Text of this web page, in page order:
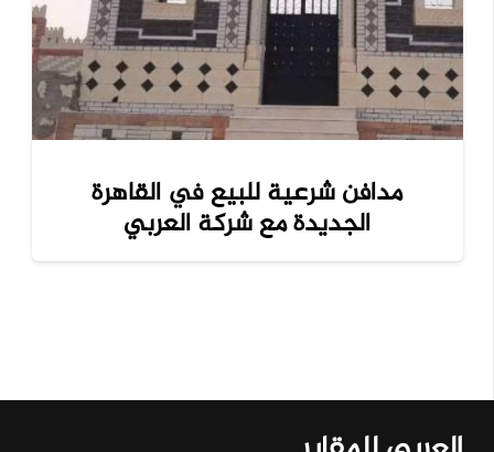
مدافن شرعية للبيع في القاهرة
الجديدة مع شركة العربي